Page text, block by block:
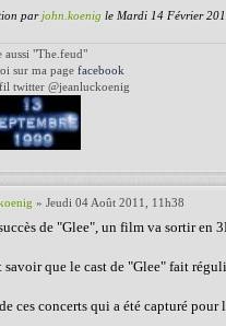
par john.koenig le Mardi 14 Février
aussi "The.feud"
sur ma page facebook
twitter @jeanluckoenig
» Jeudi 04 Août 2011, 11h38
de "Glee", un film va sortir en
que le cast de "Glee" fait
ces concerts qui a été capturé pour